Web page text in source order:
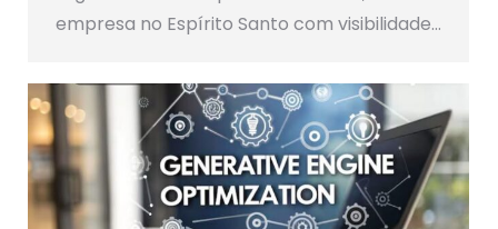
empresa no Espírito Santo com visibilidade…